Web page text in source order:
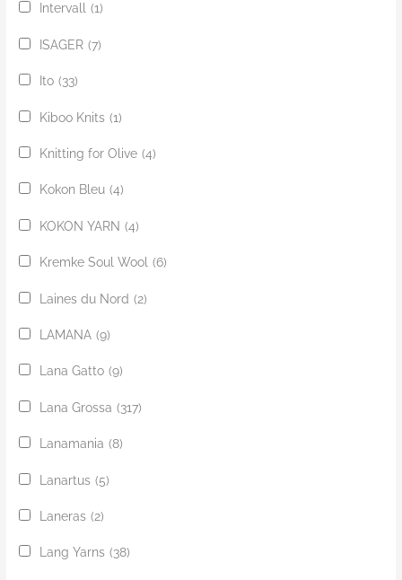
Intervall (1)
ISAGER (7)
Ito (33)
Kiboo Knits (1)
Knitting for Olive (4)
Kokon Bleu (4)
KOKON YARN (4)
Kremke Soul Wool (6)
Laines du Nord (2)
LAMANA (9)
Lana Gatto (9)
Lana Grossa (317)
Lanamania (8)
Lanartus (5)
Laneras (2)
Lang Yarns (38)